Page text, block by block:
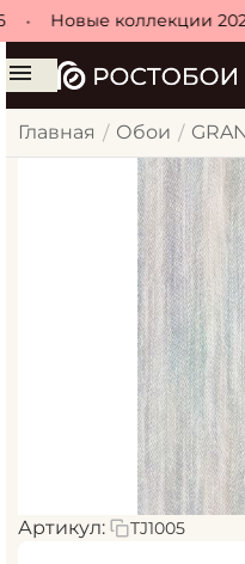
Новые коллекции
Главная / Обои /
Артикул: TJ1005